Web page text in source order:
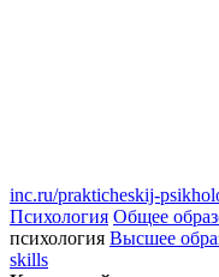
inc.ru/prakticheskij-
Психология Общее
психология Высшее
skills